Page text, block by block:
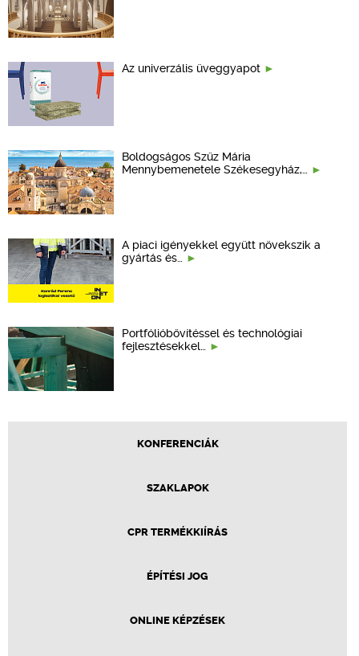
Az univerzális üveggyapot
Boldogságos Szűz Mária
Mennybemenetele Székesegyház,…
A piaci igényekkel együtt növekszik a
gyártás és…
Portfólióbővítéssel és technológiai
fejlesztésekkel…
KONFERENCIÁK
SZAKLAPOK
CPR TERMÉKKIÍRÁS
ÉPÍTÉSI JOG
ONLINE KÉPZÉSEK